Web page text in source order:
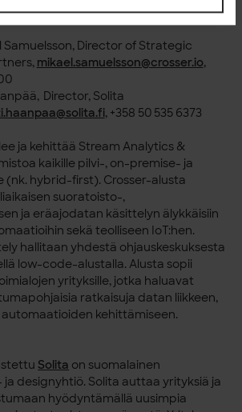
Samuelsson, Director of Strategic
mikael.samuelsson@crosser.io,
Director, Solita
, +358 50 535 6373
ja kehittää Stream Analytics &
kaikille pilvi-, on-premise- ja
(nk. hybrid-first). Crosser-alusta
suoratoisto-,
ja eräajodatan käsittelyn älykkäisiin
sekä teolliseen IoT:hen.
hallitaan yhdestä ohjauskeskuksesta
low-code-alustalla. Alusta sopii
yrityksille, jotka haluavat
ratkaisuja datan liikkeen,
kehittämiseen.
Solita on suomalainen
designyhtiö. Solita auttaa yrityksiä ja
hyödyntämällä uusimpia